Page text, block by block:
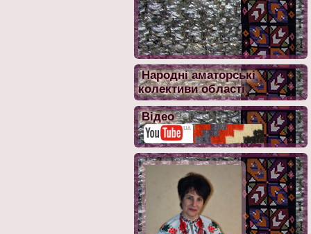
Народні аматорські
колективи області
Відео